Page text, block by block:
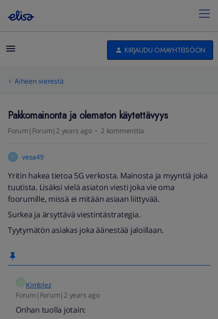
KIRJAUDU OMAYHTEISÖÖN
Aiheen vierestä
Pakkomainonta ja olematon käytettävyys
Forum|Forum|2 years ago 2 kommenttia
V vesa49
Yritin hakea tietoa 5G verkosta. Mainosta ja myyntiä joka
tuutista. Lisäksi vielä asiaton viesti joka vie oma
foorumille, missä ei mitään asiaan liittyvää.
Surkea ja ärsyttävä viestintästrategia.
Tyytymätön asiakas joka äänestää jaloillaan.
Kimblez
Forum|Forum|2 years ago
Onhan tuolla jotain: